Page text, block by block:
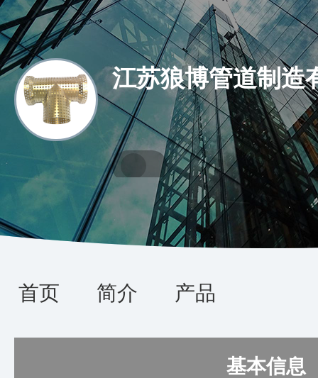
江苏狼博管道制造
首页 简介 产品
基本信息